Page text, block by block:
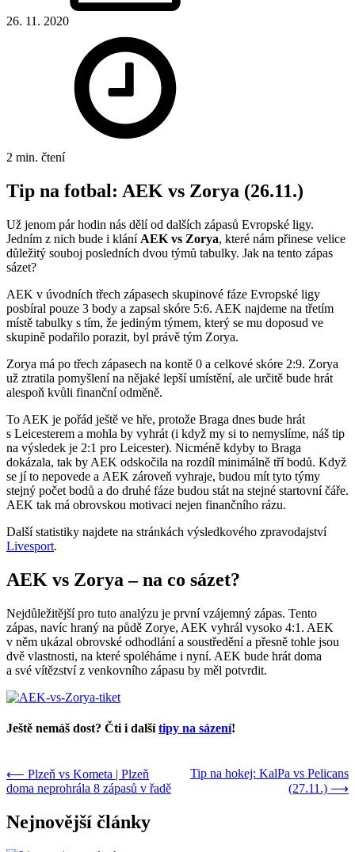
26. 11. 2020
2 min. čtení
Tip na fotbal: AEK vs Zorya (26.11.)
Už jenom pár hodin nás dělí od dalších zápasů Evropské ligy.
Jedním z nich bude i klání AEK vs Zorya, které nám přinese velice
důležitý souboj posledních dvou týmů tabulky. Jak na tento zápas
sázet?
AEK v úvodních třech zápasech skupinové fáze Evropské ligy
posbíral pouze 3 body a zapsal skóre 5:6. AEK najdeme na třetím
místě tabulky s tím, že jediným týmem, který se mu doposud ve
skupině podařilo porazit, byl právě tým Zorya.
Zorya má po třech zápasech na kontě 0 a celkové skóre 2:9. Zorya
už ztratila pomyšlení na nějaké lepší umístění, ale určitě bude hrát
alespoň kvůli finanční odměně.
To AEK je pořád ještě ve hře, protože Braga dnes bude hrát
s Leicesterem a mohla by vyhrát (i když my si to nemyslíme, náš tip
na výsledek je 2:1 pro Leicester). Nicméně kdyby to Braga
dokázala, tak by AEK odskočila na rozdíl minimálně tří bodů. Když
se jí to nepovede a AEK zároveň vyhraje, budou mít tyto týmy
stejný počet bodů a do druhé fáze budou stát na stejné startovní čáře.
AEK tak má obrovskou motivaci nejen finančního rázu.
Další statistiky najdete na stránkách výsledkového zpravodajství
Livesport.
AEK vs Zorya – na co sázet?
Nejdůležitější pro tuto analýzu je první vzájemný zápas. Tento
zápas, navíc hraný na půdě Zorye, AEK vyhrál vysoko 4:1. AEK
v něm ukázal obrovské odhodlání a soustředění a přesně tohle jsou
dvě vlastnosti, na které spoléháme i nyní. AEK bude hrát doma
a své vítězství z venkovního zápasu by měl potvrdit.
Ještě nemáš dost? Čti i dalšítipy na sázení!
⟵ Plzeň vs Kometa | Plzeň
doma neprohrála 8 zápasů v řadě
Tip na hokej: KalPa vs Pelicans
(27.11.) ⟶
Nejnovější články